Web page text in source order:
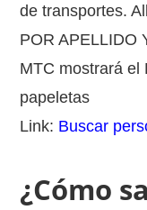
de transportes.
POR APELLIDO
MTC mostrará el
papeletas
Link: Buscar
¿Cómo